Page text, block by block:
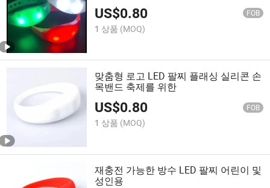
US$0.80 FOB
1 상품 (MOQ)
맞춤형 로고 LED 팔찌 플래싱 실리콘 손
목밴드 축제를 위한
US$0.80 FOB
1 상품 (MOQ)
재충전 가능한 방수 LED 팔찌 어린이 및
성인용